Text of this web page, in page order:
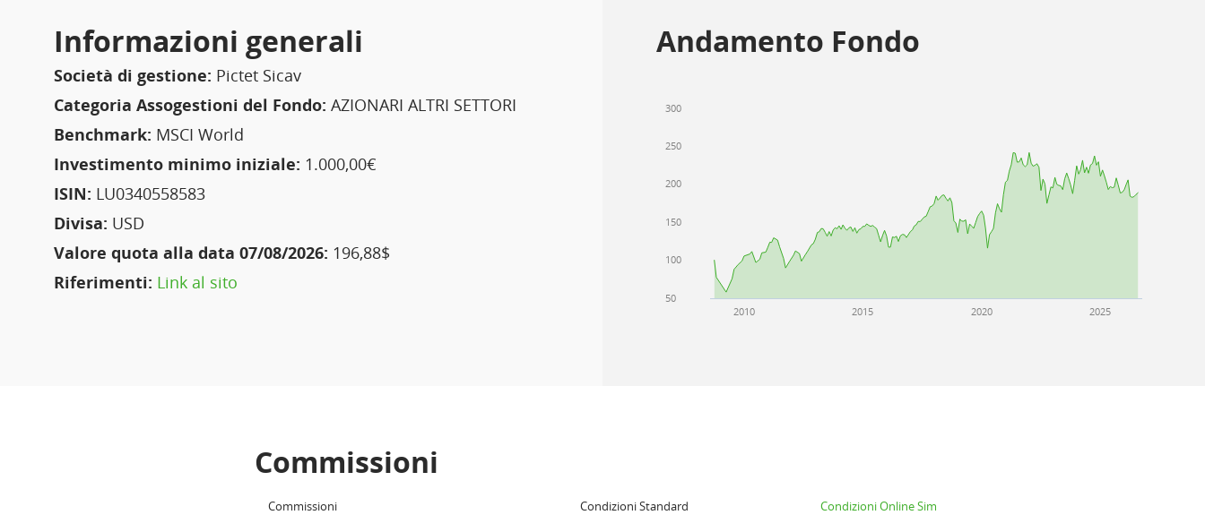
Informazioni generali
Società di gestione: Pictet Sicav
Categoria Assogestioni del Fondo: AZIONARI ALTRI SETTORI
Benchmark: MSCI World
Investimento minimo iniziale: 1.000,00€
ISIN: LU0340558583
Divisa: USD
Valore quota alla data 07/08/2026: 196,88$
Riferimenti: Link al sito
Andamento Fondo
2010 2020
2015 2025
50
100
150
200
250
300
Commissioni
Commissioni Condizioni Standard Condizioni Online Sim